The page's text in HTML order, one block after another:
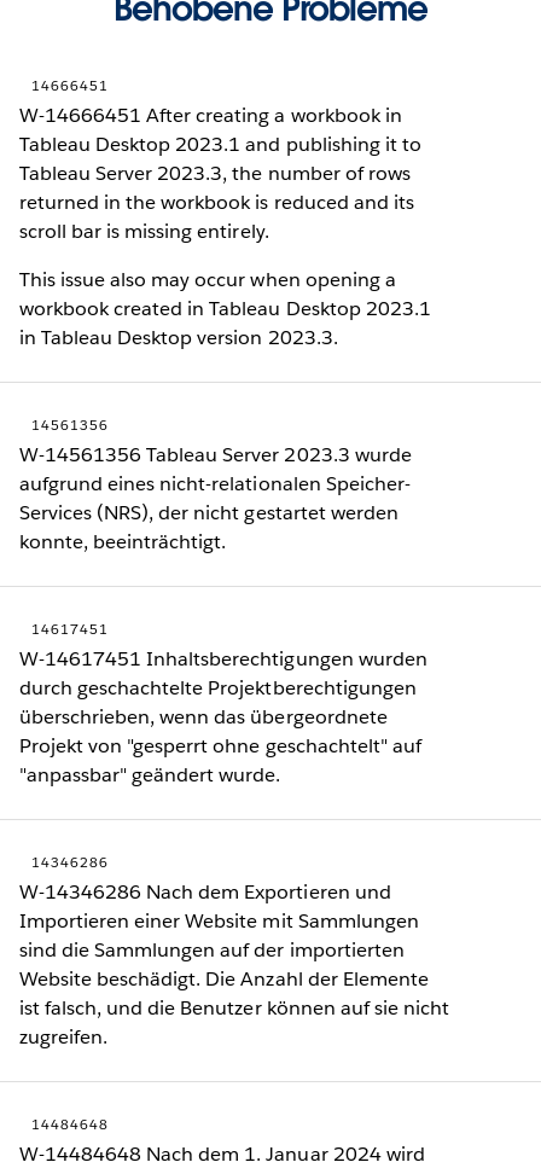
14666451
W-14666451 After creating a workbook in
Tableau Desktop 2023.1 and publishing it to
Tableau Server 2023.3, the number of rows
returned in the workbook is reduced and its
scroll bar is missing entirely.
This issue also may occur when opening a
workbook created in Tableau Desktop 2023.1
in Tableau Desktop version 2023.3.
14561356
W-14561356 Tableau Server 2023.3 wurde
aufgrund eines nicht-relationalen Speicher-
Services (NRS), der nicht gestartet werden
konnte, beeinträchtigt.
14617451
W-14617451 Inhaltsberechtigungen wurden
durch geschachtelte Projektberechtigungen
überschrieben, wenn das übergeordnete
Projekt von "gesperrt ohne geschachtelt" auf
"anpassbar" geändert wurde.
14346286
W-14346286 Nach dem Exportieren und
Importieren einer Website mit Sammlungen
sind die Sammlungen auf der importierten
Website beschädigt. Die Anzahl der Elemente
ist falsch, und die Benutzer können auf sie nicht
zugreifen.
14484648
W-14484648 Nach dem 1. Januar 2024 wird